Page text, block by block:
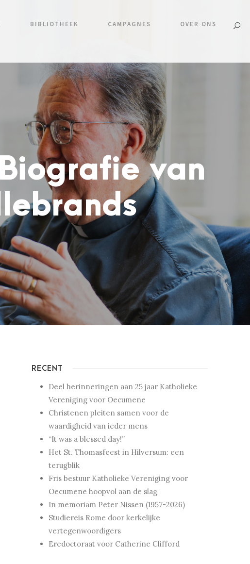
BIBLIOTHEEK CAMPAGNES OVER ONS
van
RECENT
Deel herinneringen aan 25 jaar Katholieke
Vereniging voor Oecumene
Christenen pleiten samen voor de
waardigheid van ieder mens
“It was a blessed day!”
Het St. Thomasfeest in Hilversum: een
terugblik
Fris bestuur Katholieke Vereniging voor
Oecumene hoopvol aan de slag
In memoriam Peter Nissen (1957-2026)
Studiereis Rome door kerkelijke
vertegenwoordigers
Eredoctoraat voor Catherine Clifford